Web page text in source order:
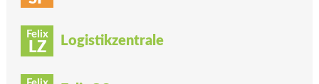
Felix
LZ Logistikzentrale